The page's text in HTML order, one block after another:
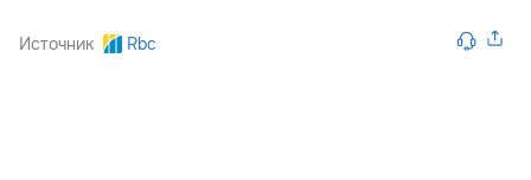
Источник Rbc